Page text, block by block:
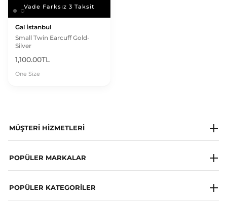
Vade Farksız 3 Taksit
Vade Farksız 3 Taksit
Gal İstanbul
Small Twin Earcuff Gold-
Silver
1,100.00TL
One Size
MÜŞTERI HIZMETLERI
Whatsapp Destek Hattı
Sıkça Sorulan Sorular
POPÜLER MARKALAR
Les Benjamins
POPÜLER KATEGORILER